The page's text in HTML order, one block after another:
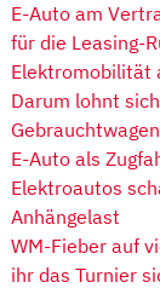
E-Auto am
für die Leasing-
Elektromobilität
Darum lohnt
Gebrauchtwagen
E-Auto als
Elektroautos
Anhängelast
WM-Fieber auf
ihr das Turnier